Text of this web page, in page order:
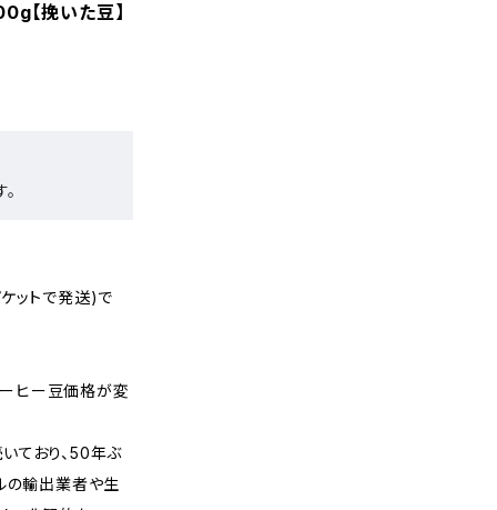
【挽いた豆】
ットで発送)で
ヒー豆価格が変
ており、50年ぶ
の輸出業者や生